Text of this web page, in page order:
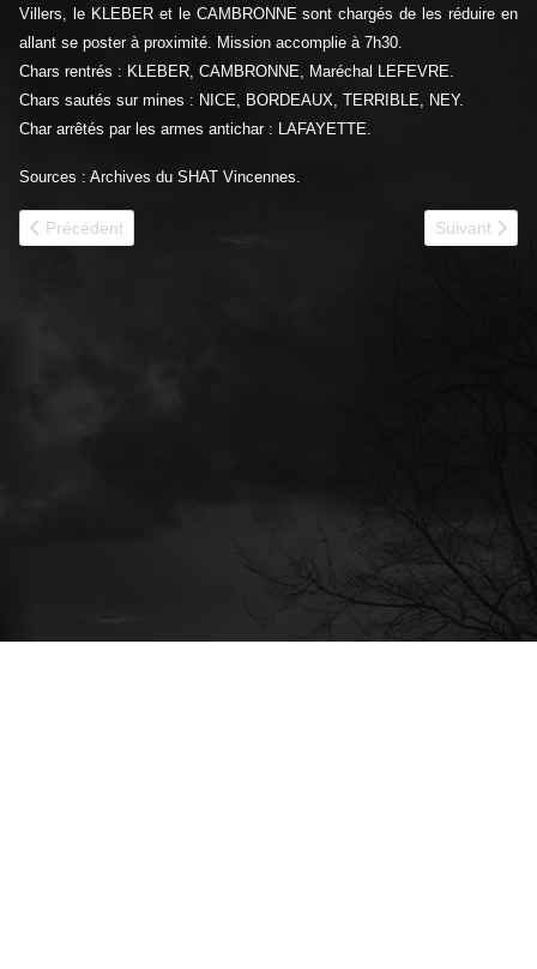
Villers, le KLEBER et le CAMBRONNE sont chargés de les réduire en
allant se poster à proximité. Mission accomplie à 7h30.
Chars rentrés : KLEBER, CAMBRONNE, Maréchal LEFEVRE.
Chars sautés sur mines : NICE, BORDEAUX, TERRIBLE, NEY.
Char arrêtés par les armes antichar : LAFAYETTE.
Sources : Archives du SHAT Vincennes.
Article précédent : 1940 - 350e CACC Rapport du Lt Leroy
Précédent Article
Suivant